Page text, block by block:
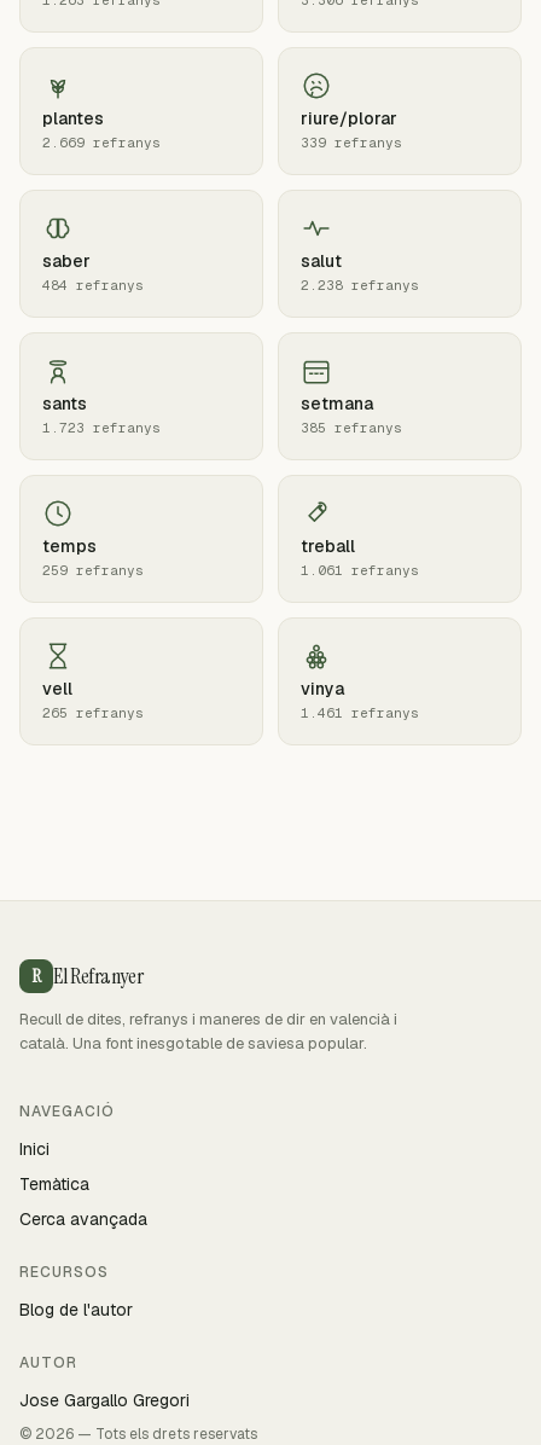
plantes
2.669 refranys
riure/plorar
339 refranys
saber
484 refranys
salut
2.238 refranys
sants
1.723 refranys
setmana
385 refranys
temps
259 refranys
treball
1.061 refranys
vell
265 refranys
vinya
1.461 refranys
R El Refranyer
Recull de dites, refranys i maneres de dir en valencià i
català. Una font inesgotable de saviesa popular.
NAVEGACIÓ
Inici
Temàtica
Cerca avançada
RECURSOS
Blog de l'autor
AUTOR
Jose Gargallo Gregori
© 2026 — Tots els drets reservats